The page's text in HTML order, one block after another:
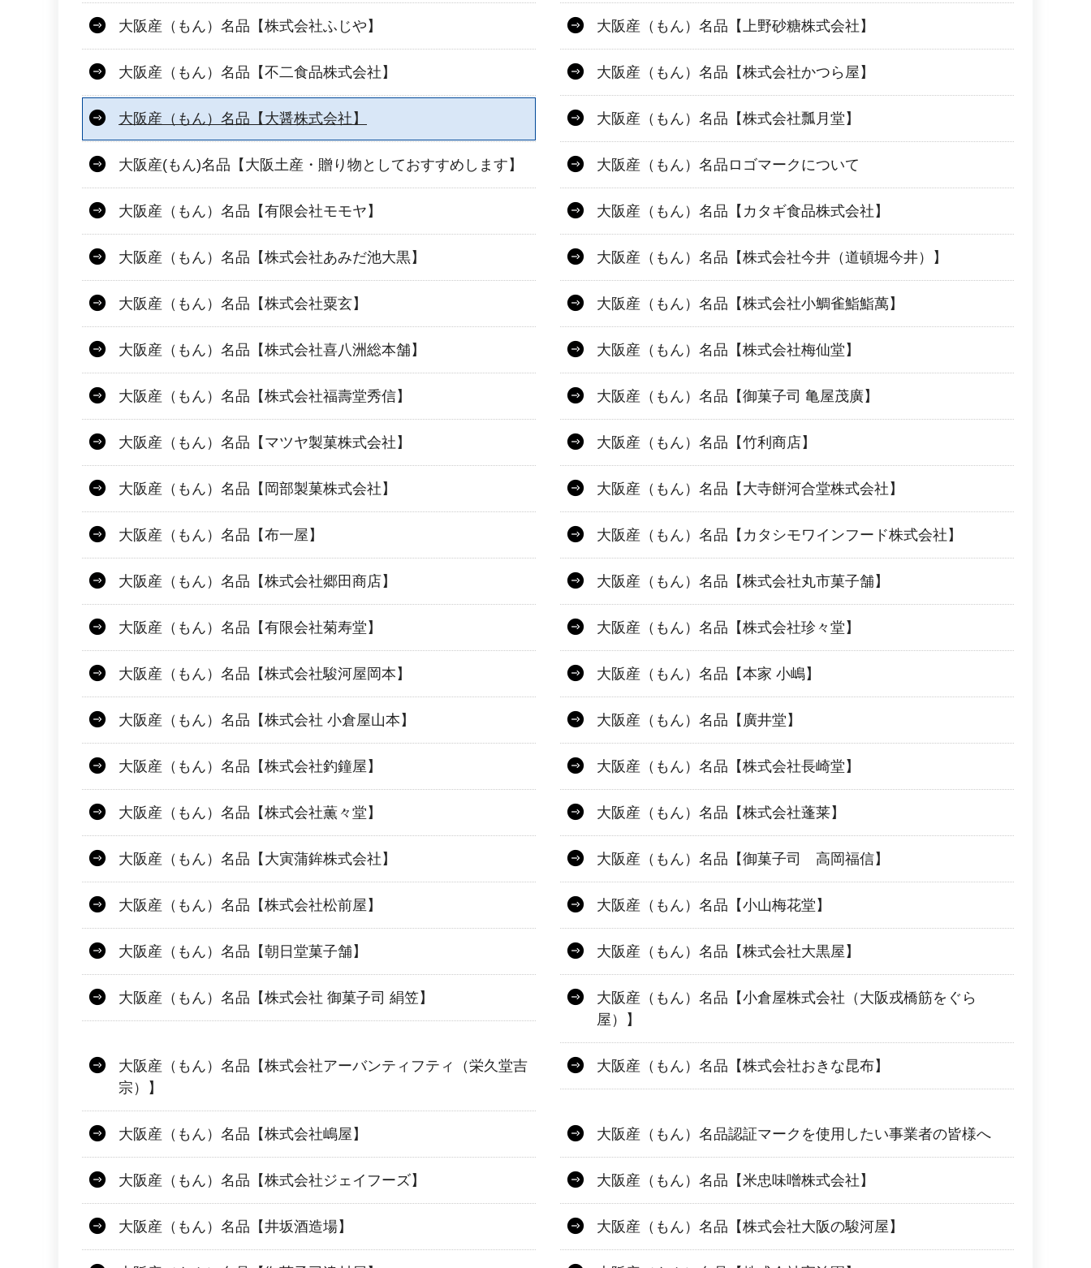
大阪産（もん）名品【株式会社ふじや】 大阪産（もん）名品【上野砂糖株式会社】
大阪産（もん）名品【不二食品株式会社】 大阪産（もん）名品【株式会社かつら屋】
大阪産（もん）名品【大醤株式会社】 大阪産（もん）名品【株式会社瓢月堂】
大阪産(もん)名品【大阪土産・贈り物としておすすめします】 大阪産（もん）名品ロゴマークについて
大阪産（もん）名品【有限会社モモヤ】 大阪産（もん）名品【カタギ食品株式会社】
大阪産（もん）名品【株式会社あみだ池大黒】 大阪産（もん）名品【株式会社今井（道頓堀今井）】
大阪産（もん）名品【株式会社粟玄】 大阪産（もん）名品【株式会社小鯛雀鮨鮨萬】
大阪産（もん）名品【株式会社喜八洲総本舗】 大阪産（もん）名品【株式会社梅仙堂】
大阪産（もん）名品【株式会社福壽堂秀信】 大阪産（もん）名品【御菓子司 亀屋茂廣】
大阪産（もん）名品【マツヤ製菓株式会社】 大阪産（もん）名品【竹利商店】
大阪産（もん）名品【岡部製菓株式会社】 大阪産（もん）名品【大寺餅河合堂株式会社】
大阪産（もん）名品【布一屋】 大阪産（もん）名品【カタシモワインフード株式会社】
大阪産（もん）名品【株式会社郷田商店】 大阪産（もん）名品【株式会社丸市菓子舗】
大阪産（もん）名品【有限会社菊寿堂】 大阪産（もん）名品【株式会社珍々堂】
大阪産（もん）名品【株式会社駿河屋岡本】 大阪産（もん）名品【本家 小嶋】
大阪産（もん）名品【株式会社 小倉屋山本】 大阪産（もん）名品【廣井堂】
大阪産（もん）名品【株式会社釣鐘屋】 大阪産（もん）名品【株式会社長崎堂】
大阪産（もん）名品【株式会社薫々堂】 大阪産（もん）名品【株式会社蓬莱】
大阪産（もん）名品【大寅蒲鉾株式会社】 大阪産（もん）名品【御菓子司 高岡福信】
大阪産（もん）名品【株式会社松前屋】 大阪産（もん）名品【小山梅花堂】
大阪産（もん）名品【朝日堂菓子舗】 大阪産（もん）名品【株式会社大黒屋】
大阪産（もん）名品【株式会社 御菓子司 絹笠】
大阪産（もん）名品【小倉屋株式会社（大阪戎橋筋をぐら
屋）】
大阪産（もん）名品【株式会社アーバンティフティ（栄久堂吉
宗）】
大阪産（もん）名品【株式会社おきな昆布】
大阪産（もん）名品【株式会社嶋屋】 大阪産（もん）名品認証マークを使用したい事業者の皆様へ
大阪産（もん）名品【株式会社ジェイフーズ】 大阪産（もん）名品【米忠味噌株式会社】
大阪産（もん）名品【井坂酒造場】 大阪産（もん）名品【株式会社大阪の駿河屋】